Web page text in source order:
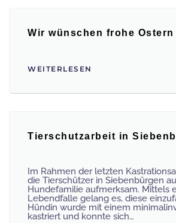
Wir wünschen frohe Ostern
WEITERLESEN
Tierschutzarbeit in
Im Rahmen der letzten
die Tierschützer in Siebenbürgen
Hundefamilie aufmerksam. Mittels
Lebendfalle gelang es, diese
Hündin wurde mit einem
kastriert und konnte sich…